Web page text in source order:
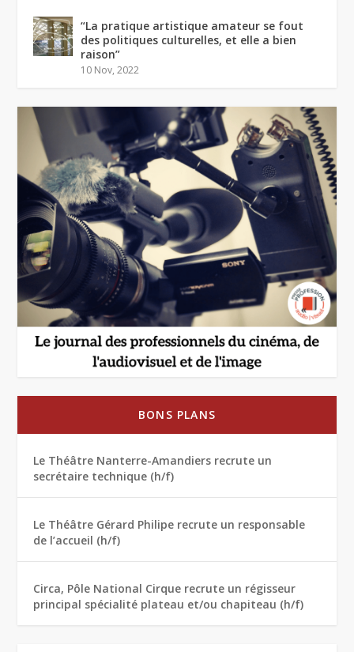
“La pratique artistique amateur se fout
des politiques culturelles, et elle a bien
raison”
10 Nov, 2022
BONS PLANS
Le Théâtre Nanterre-Amandiers recrute un
secrétaire technique (h/f)
Le Théâtre Gérard Philipe recrute un responsable
de l’accueil (h/f)
Circa, Pôle National Cirque recrute un régisseur
principal spécialité plateau et/ou chapiteau (h/f)